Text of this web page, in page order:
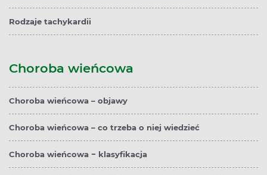
Rodzaje tachykardii
Choroba wieńcowa
Choroba wieńcowa – objawy
Choroba wieńcowa – co trzeba o niej wiedzieć
Choroba wieńcowa − klasyfikacja